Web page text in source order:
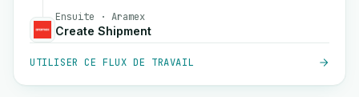
Ensuite · Aramex
Create Shipment
UTILISER CE FLUX DE TRAVAIL